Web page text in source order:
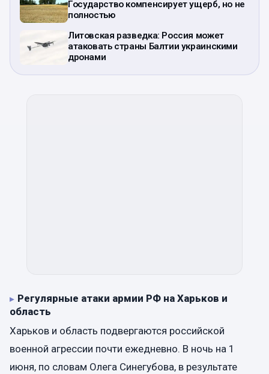
Государство компенсирует ущерб, но не
полностью
Литовская разведка: Россия может
атаковать страны Балтии украинскими
дронами
Регулярные атаки армии РФ на Харьков и
область
Харьков и область подвергаются российской
военной агрессии почти ежедневно. В ночь на 1
июня, по словам Олега Синегубова, в результате